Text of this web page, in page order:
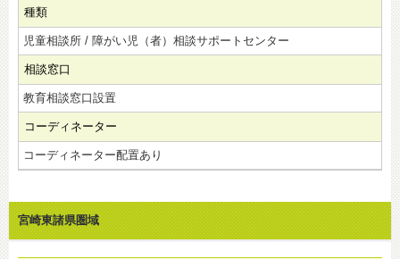
種類
児童相談所 / 障がい児（者）相談サポートセンター
相談窓口
教育相談窓口設置
コーディネーター
コーディネーター配置あり
宮崎東諸県圏域